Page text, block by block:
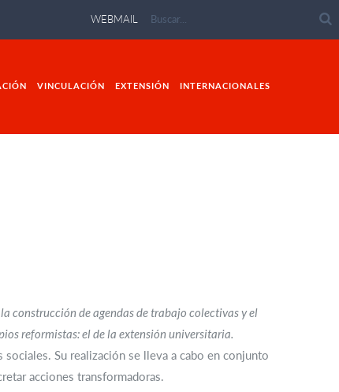
WEBMAIL
VINCULACIÓN EXTENSIÓN INTERNACIONALES
construcción de agendas de trabajo colectivas y el
reformistas: el de la extensión universitaria.
Su realización se lleva a cabo en conjunto
acciones transformadoras.